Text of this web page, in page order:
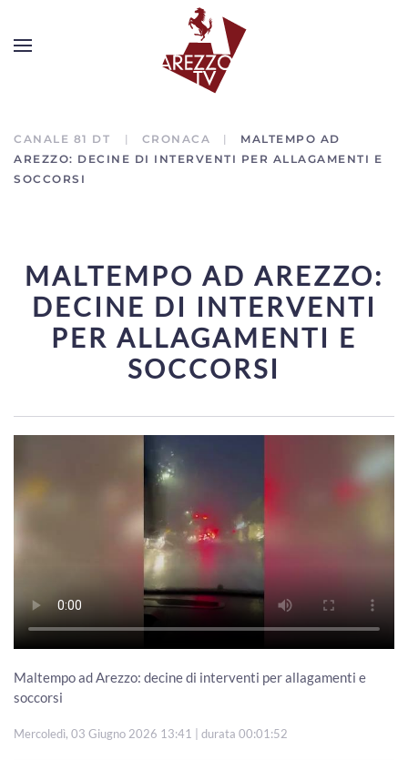
CANALE 81 DT CRONACA
MALTEMPO AD
AREZZO: DECINE DI INTERVENTI PER ALLAGAMENTI E
SOCCORSI
MALTEMPO AD AREZZO:
DECINE DI INTERVENTI
PER ALLAGAMENTI E
SOCCORSI
Maltempo ad Arezzo: decine di interventi per allagamenti e
soccorsi
Mercoledì, 03 Giugno 2026 13:41 | durata 00:01:52